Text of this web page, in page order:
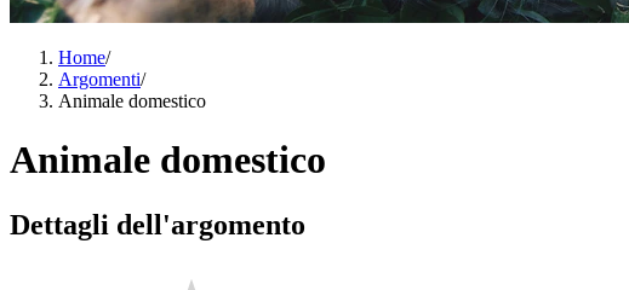
Home/
Argomenti/
Animale domestico
Animale domestico
Dettagli dell'argomento